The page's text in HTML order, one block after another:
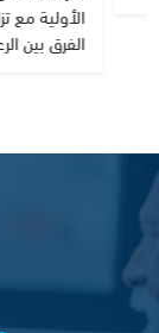
الأولية مع
الفرق بين